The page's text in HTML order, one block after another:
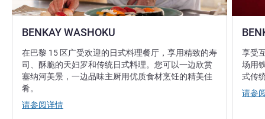
BENKAY WASHOKU
在巴黎 15 区广受欢迎的日式料理餐厅，享用精致的寿
司、酥脆的天妇罗和传统日式料理。您可以一边欣赏
塞纳河美景，一边品味主厨用优质食材烹饪的精美佳
肴。
请参阅详情
享受
场用
式传
请参